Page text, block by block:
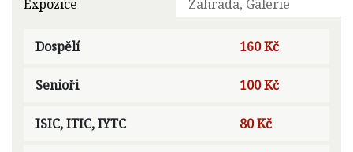
Expozice Zahrada, Galerie
Dospělí 160 Kč
Senioři 100 Kč
ISIC, ITIC, IYTC 80 Kč